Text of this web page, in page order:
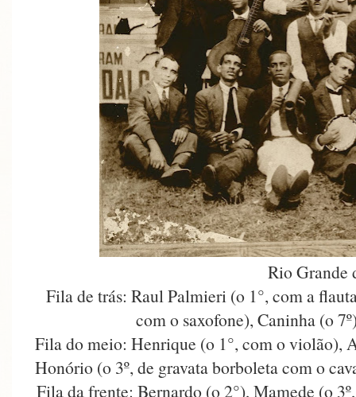
Rio Grande
Fila de trás: Raul Palmieri (o 1°, com a
com o saxofone), Caninha (o
Fila do meio: Henrique (o 1°, com o violão),
Honório (o 3º, de gravata borboleta com o
Fila da frente: Bernardo (o 2°), Mamede (o